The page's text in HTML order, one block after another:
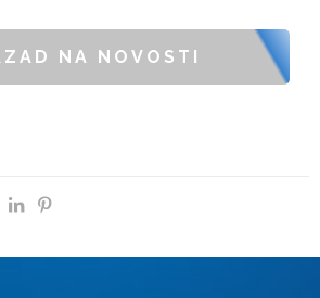
NA NOVOSTI